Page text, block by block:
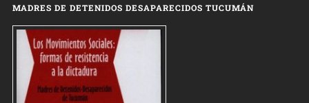
MADRES DE DETENIDOS DESAPARECIDOS TUCUMÁN